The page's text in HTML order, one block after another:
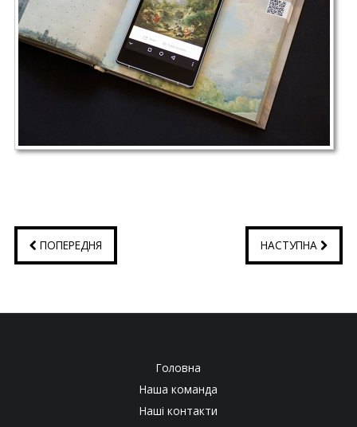
ПОПЕРЕДНЯ НАСТУПНА
Головна
Наша команда
Наші контакти